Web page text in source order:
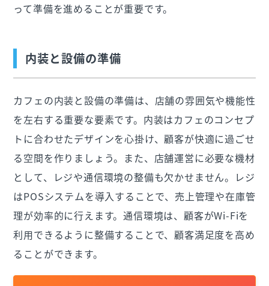
って準備を進めることが重要です。
内装と設備の準備
カフェの内装と設備の準備は、店舗の雰囲気や機能性
を左右する重要な要素です。内装はカフェのコンセプ
トに合わせたデザインを心掛け、顧客が快適に過ごせ
る空間を作りましょう。また、店舗運営に必要な機材
として、レジや通信環境の整備も欠かせません。レジ
はPOSシステムを導入することで、売上管理や在庫管
理が効率的に行えます。通信環境は、顧客がWi-Fiを
利用できるように整備することで、顧客満足度を高め
ることができます。